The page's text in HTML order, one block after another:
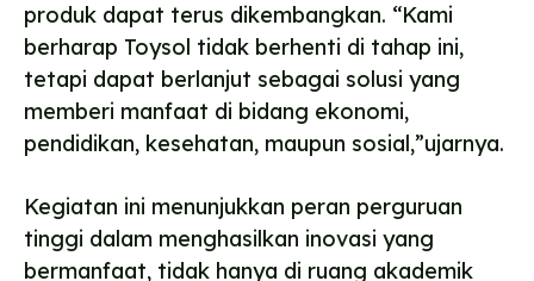
produk dapat terus dikembangkan. “Kami
berharap Toysol tidak berhenti di tahap ini,
tetapi dapat berlanjut sebagai solusi yang
memberi manfaat di bidang ekonomi,
pendidikan, kesehatan, maupun sosial,”ujarnya.
Kegiatan ini menunjukkan peran perguruan
tinggi dalam menghasilkan inovasi yang
bermanfaat, tidak hanya di ruang akademik